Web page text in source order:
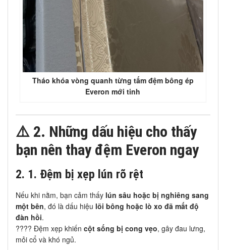
Tháo khóa vòng quanh từng tấm đệm bông ép
Everon mới tinh
⚠️ 2. Những dấu hiệu cho thấy
bạn nên thay đệm Everon ngay
2. 1. Đệm bị xẹp lún rõ rệt
Nếu khi nằm, bạn cảm thấy lún sâu hoặc bị nghiêng sang
một bên, đó là dấu hiệu lõi bông hoặc lò xo đã mất độ
đàn hồi.
???? Đệm xẹp khiến cột sống bị cong vẹo, gây đau lưng,
mỏi cổ và khó ngủ.